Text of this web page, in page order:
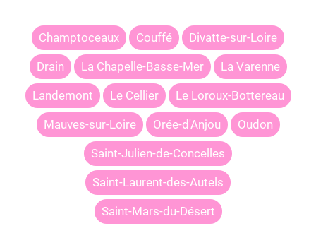
Champtoceaux Couffé Divatte-sur-Loire
Drain La Chapelle-Basse-Mer La Varenne
Landemont Le Cellier Le Loroux-Bottereau
Mauves-sur-Loire Orée-d'Anjou Oudon
Saint-Julien-de-Concelles
Saint-Laurent-des-Autels
Saint-Mars-du-Désert